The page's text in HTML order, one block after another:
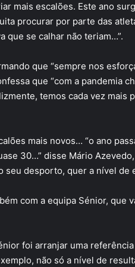
mais escalões. Este ano
procurar por parte das
que se calhar não teriam…”.
que “sempre nos
que “com a pandemia
temos cada vez mais
mais novos… “o ano
30…” disse Mário
desporto, quer a nível de
com a equipa Sénior, que
foi arranjar uma
não só a nível de